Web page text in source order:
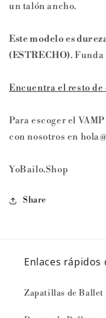
un talón ancho.
Este modelo es
(ESTRECHO). Funda
Encuentra el resto
Para escoger el
con nosotros en
YoBailo.Shop
Share
Enlaces rápidos
Zapatillas de Ballet